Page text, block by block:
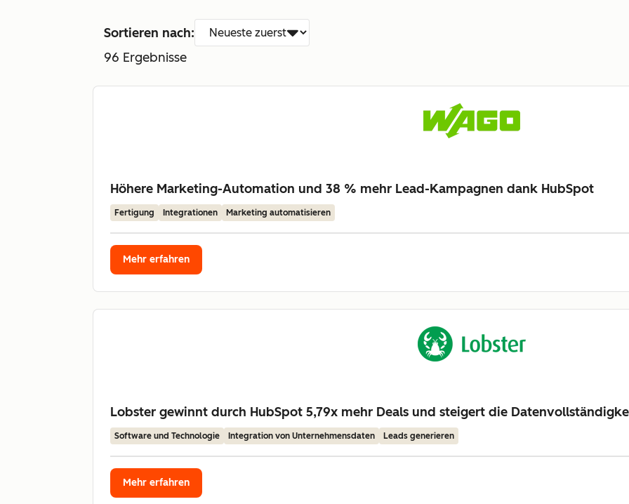
Sortieren nach:
96 Ergebnisse
Höhere Marketing-Automation und 38 % mehr Lead-Kampagnen dank HubSpot
Fertigung Integrationen Marketing automatisieren
Mehr erfahren
Lobster gewinnt durch HubSpot 5,79x mehr Deals und steigert die
Software und Technologie Integration von Unternehmensdaten Leads generieren
Mehr erfahren